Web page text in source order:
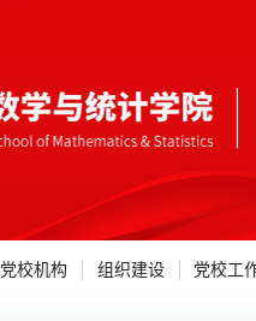
党校机构 组织建设 党校工